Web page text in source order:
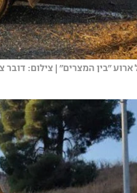
״בין המצרים״ | צילום: דובר